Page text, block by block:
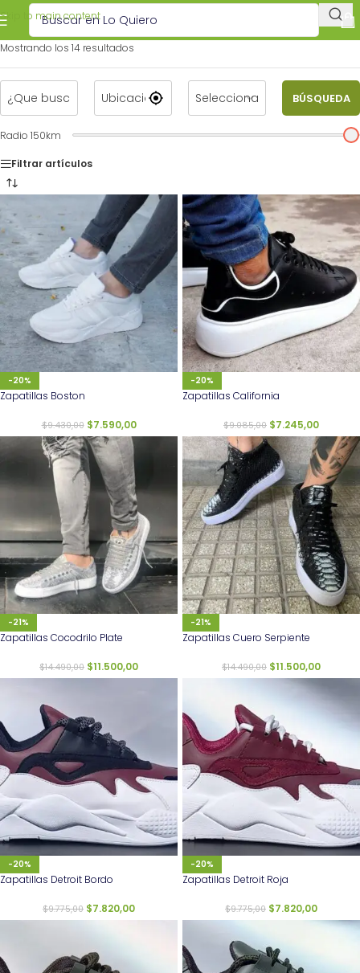
Skip to main content
Mostrando los 14 resultados
14
14
BÚSQUEDA
Radio 150km
Filtrar artículos
-20%
Zapatillas Boston
$9.430,00 $7.590,00
-20%
Zapatillas California
$9.085,00 $7.245,00
-21%
Zapatillas Cocodrilo Plate
$14.490,00 $11.500,00
-21%
Zapatillas Cuero Serpiente
$14.490,00 $11.500,00
-20%
Zapatillas Detroit Bordo
$9.775,00 $7.820,00
-20%
Zapatillas Detroit Roja
$9.775,00 $7.820,00